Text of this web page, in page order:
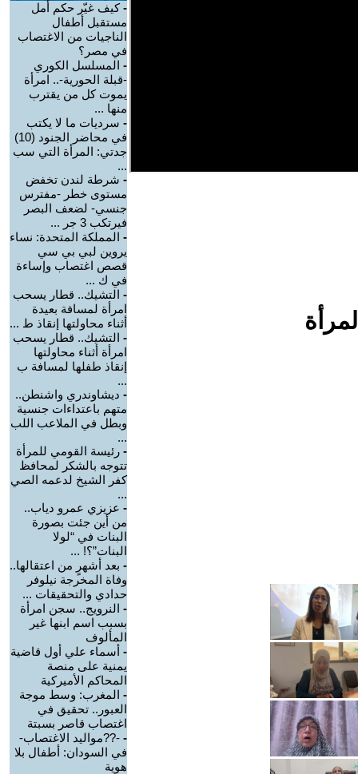
-كيف غيّر حكم أمل
مستقبل أطفال
الناجيات من الاغتصاب
في مصر؟
- المسلسل الكوري
-قبلة الحورية-.. امرأة
يموت كل من يقترب
منها ...
- سرديات ما لا يكتب
في محاضر الجنود (10)
جدتي: المرأة التي سب
...
- شرطة لندن تخفض
مستوى خطر -مفترس
جنسي- لضعف البصر
فيرتكب 3 جر ...
- المملكة المتحدة: نساء
يروين لبي بي سي
قصص اغتصاب وإساءة
في ك ...
- التشيك.. قطار يسحب
امرأة لمسافة بعيدة
أثناء محاولتها إنقاذ ط ...
- التشيك.. قطار يسحب
امرأة أثناء محاولتها
إنقاذ طفلها لمسافة ب
...
- ديشاوندري واشنطن..
متهم باعتداءات جنسية
وبطل في الملاعب اللب
...
- رئيسة القومي للمرأة
تتوجه بالشكر لمحافظ
كفر الشيخ لدعمه الصي
...
- عزيزي عمرو دياب..
من أين جئت بصورة
البنات في “لولا
البنات”؟! ...
- بعد أشهرٍ من اعتقالها..
وفاة المخرجة نيلوفر
حدادي والتحقيقات ...
- النرويج.. سجن امرأة
بسبب اسم ابنها غير
المألوف
- أسماء علي أول قاضية
يمنية على منصة
المحاكم الأميركية
- المغرب: وسط موجة
العبور.. تحقيق في
اغتصاب قاصر بسبتة
- -??مواليد الاغتصاب-
في السودان: أطفال بلا
هوية